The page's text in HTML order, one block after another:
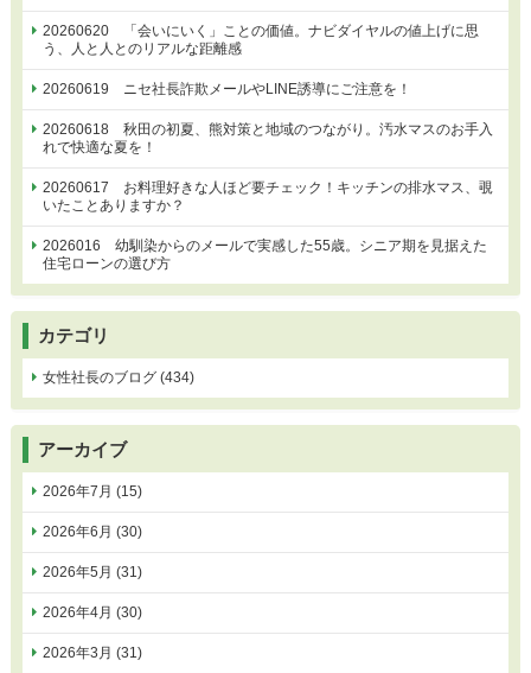
20260620 「会いにいく」ことの価値。ナビダイヤルの値上げに思
う、人と人とのリアルな距離感
20260619 ニセ社長詐欺メールやLINE誘導にご注意を！
20260618 秋田の初夏、熊対策と地域のつながり。汚水マスのお手入
れで快適な夏を！
20260617 お料理好きな人ほど要チェック！キッチンの排水マス、覗
いたことありますか？
2026016 幼馴染からのメールで実感した55歳。シニア期を見据えた
住宅ローンの選び方
カテゴリ
女性社長のブログ (434)
アーカイブ
2026年7月 (15)
2026年6月 (30)
2026年5月 (31)
2026年4月 (30)
2026年3月 (31)